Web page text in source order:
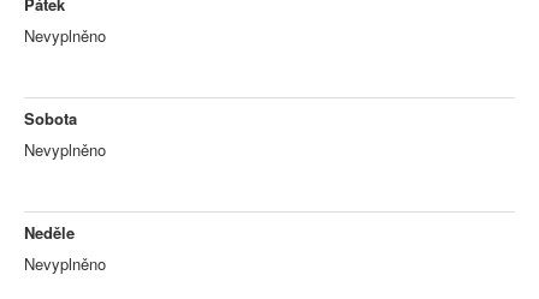
Nevyplněno
Sobota
Nevyplněno
Neděle
Nevyplněno